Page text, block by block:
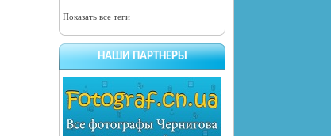
Показать все теги
НАШИ ПАРТНЕРЫ